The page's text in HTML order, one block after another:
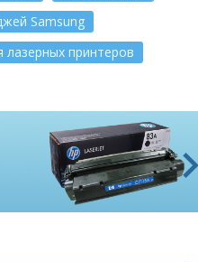
Samsung
лазерных принтеров